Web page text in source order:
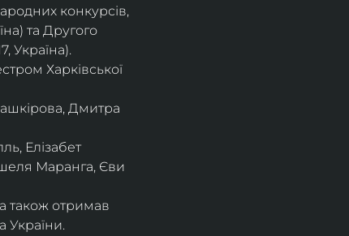
конкурсів,
та Другого
Україна).
Харківської
Дмитра
Елізабет
Маранга, Єви
також отримав
України.